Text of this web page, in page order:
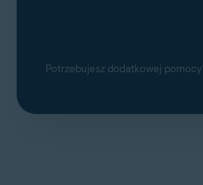
Potrzebujesz dodatkowej